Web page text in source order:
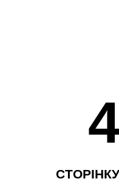
СТОРІНКУ